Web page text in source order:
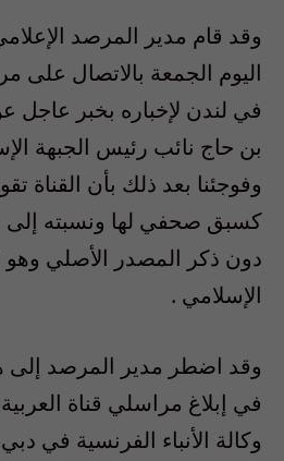
وقد قام مدير المرصد
اليوم الجمعة بالاتصال على
في لندن لإخباره بخبر عاجل
بن حاج نائب رئيس الجبهة
وفوجئنا بعد ذلك بأن القناة
كسبق صحفي لها ونسبته إلى
دون ذكر المصدر الأصلي وهو
الإسلامي .
وقد اضطر مدير المرصد إلى
في إبلاغ مراسلي قناة
وكالة الأنباء الفرنسية في